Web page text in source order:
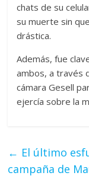
chats de su
su muerte sin
drástica.
Además, fue
ambos, a través
cámara Gesell
ejercía sobre la
← El último
campaña de